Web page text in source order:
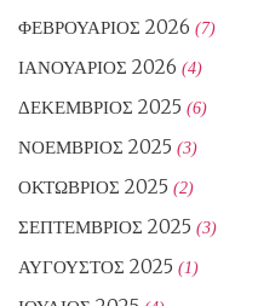
ΦΕΒΡΟΥΆΡΙΟΣ 2026 (7)
ΙΑΝΟΥΆΡΙΟΣ 2026 (4)
ΔΕΚΈΜΒΡΙΟΣ 2025 (6)
ΝΟΈΜΒΡΙΟΣ 2025 (3)
ΟΚΤΏΒΡΙΟΣ 2025 (2)
ΣΕΠΤΈΜΒΡΙΟΣ 2025 (3)
ΑΎΓΟΥΣΤΟΣ 2025 (1)